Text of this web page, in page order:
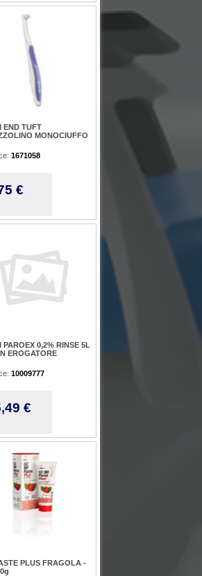
END TUFT
MONOCIUFFO
1671058
€
PAROEX 0,2% RINSE 5L
EROGATORE
10009777
€
PLUS FRAGOLA -